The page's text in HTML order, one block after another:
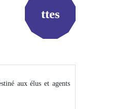
ttes
aux élus et agents